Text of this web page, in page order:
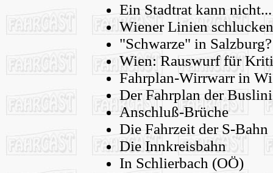
Ein Stadtrat kann nicht...
Wiener Linien
"Schwarze" in Salzburg?
Wien: Rauswurf für
Fahrplan-Wirrwarr in
Der Fahrplan der
Anschluß-Brüche
Die Fahrzeit der S-Bahn
Die Innkreisbahn
In Schlierbach (OÖ)